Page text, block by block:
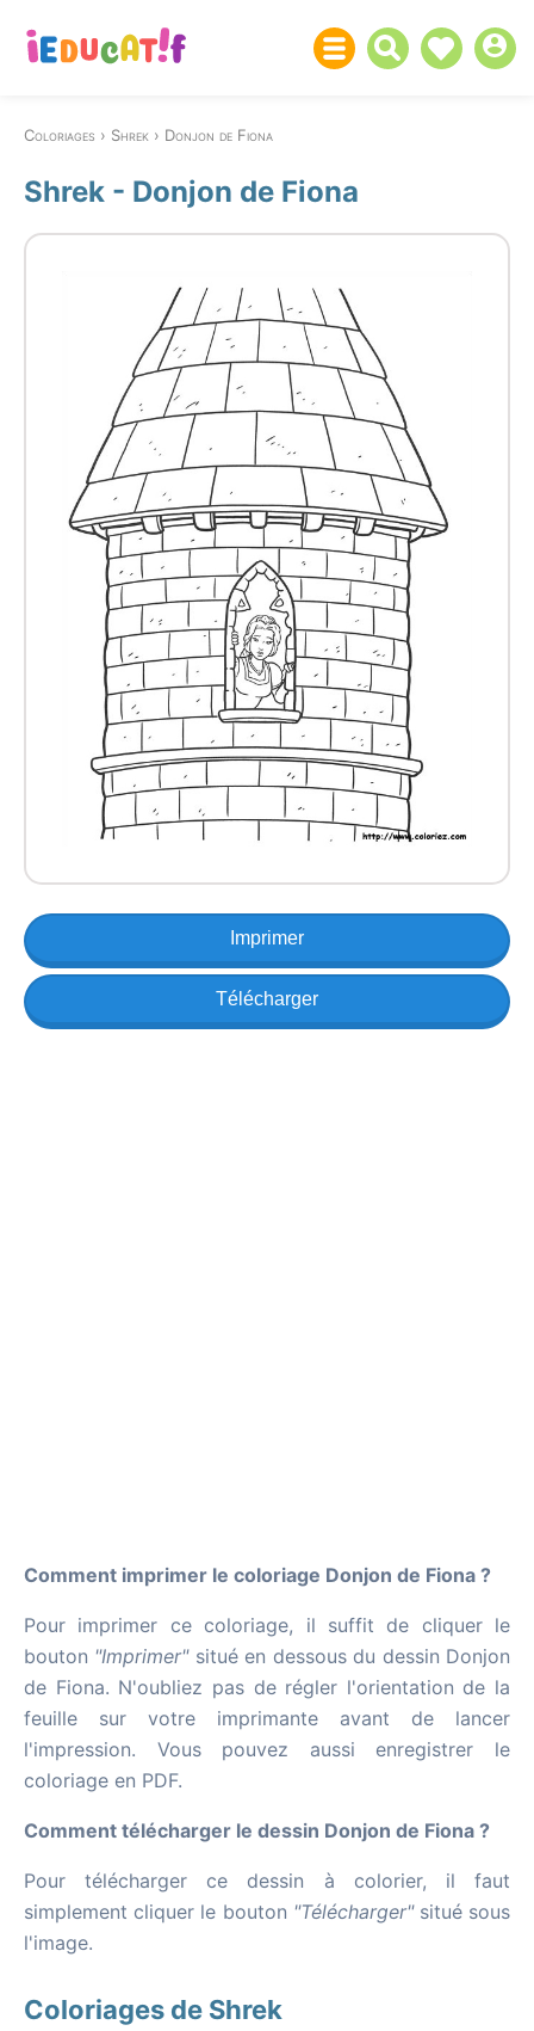
Coloriages Shrek Donjon de Fiona
Shrek - Donjon de Fiona
Imprimer
Télécharger
Comment imprimer le coloriage Donjon de Fiona ?
Pour imprimer ce coloriage, il suffit de cliquer le
bouton "Imprimer"situé en dessous du dessin Donjon
de Fiona. N'oubliez pas de régler l'orientation de la
feuille sur votre imprimante avant de lancer
l'impression. Vous pouvez aussi enregistrer le
coloriage en PDF.
Comment télécharger le dessin Donjon de Fiona ?
Pour télécharger ce dessin à colorier, il faut
simplement cliquer le bouton "Télécharger"situé sous
l'image.
Coloriages de Shrek